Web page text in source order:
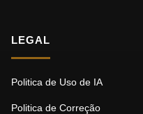
LEGAL
Politica de Uso de IA
Politica de Correção